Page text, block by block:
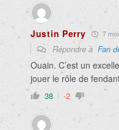
Justin Perry 7
Répondre à Fan
Ouain. C’est un
jouer le rôle de
38 -2